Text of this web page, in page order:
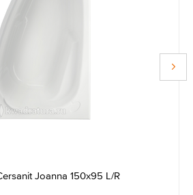
Joanna 150x95 L/R